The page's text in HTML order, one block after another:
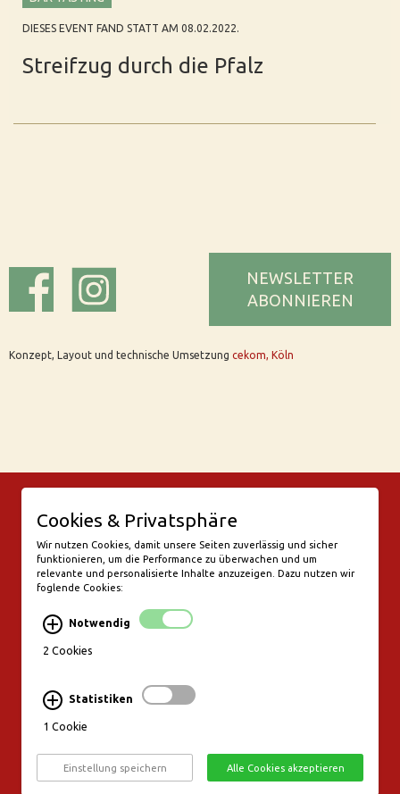
DIESES EVENT FAND STATT AM 08.02.2022.
Streifzug durch die Pfalz
Konzept, Layout und technische Umsetzung cekom, Köln
NEWSLETTER
ABONNIEREN
Friesenwall 58
50672 Köln
valentine@bar-rix.de
Di + Mi Weinproben
Do 17:00-23:00
Fr - Sa 17:00 - 01:00
Stornierungsbedingungen
Datenschutz
Cookies & Privatsphäre
Wir nutzen Cookies, damit unsere Seiten zuverlässig und sicher
funktionieren, um die Performance zu überwachen und um
relevante und personalisierte Inhalte anzuzeigen. Dazu nutzen wir
foglende Cookies:
Notwendig
2 Cookies
Statistiken
1 Cookie
Einstellung speichern Alle Cookies akzeptieren